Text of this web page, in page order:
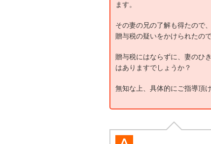
ます。
その妻の兄の了解も得たので
贈与税の疑いをかけられたの
贈与税にはならずに、妻のひ
はありますでしょうか？
無知な上、具体的にご指導頂